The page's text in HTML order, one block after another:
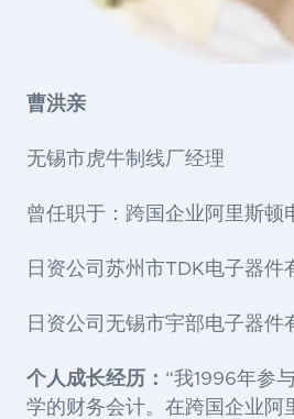
曹洪亲
无锡市虎牛制线厂经理
曾任职于：跨国企业阿里斯顿
日资公司苏州市TDK电子器件
日资公司无锡市宇部电子器件
个人成长经历： “我1996年参
学的财务会计。在跨国企业阿